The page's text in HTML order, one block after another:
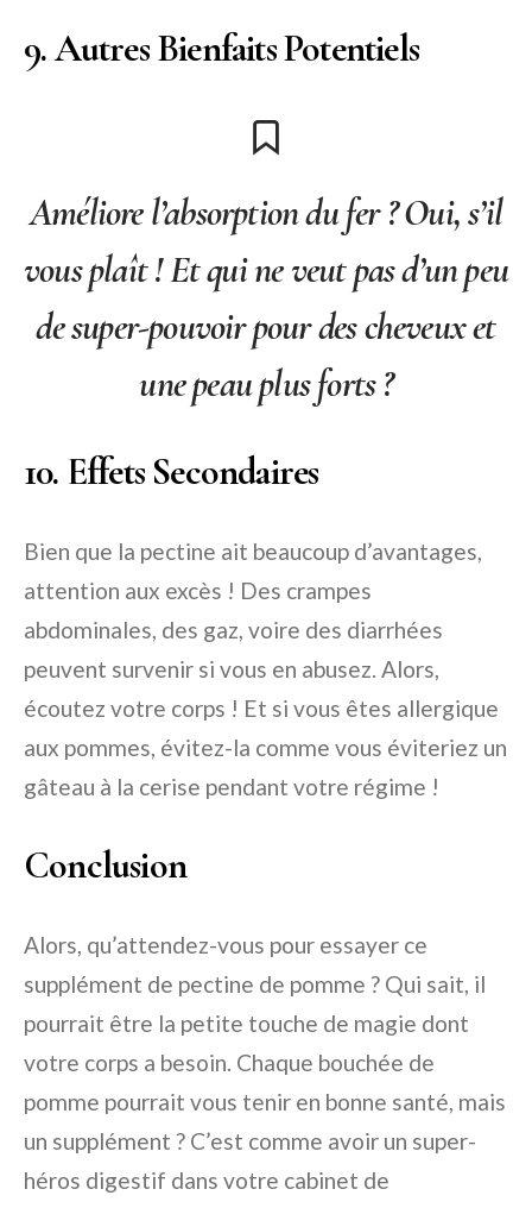
9. Autres Bienfaits Potentiels
Améliore l’absorption du fer ? Oui, s’il
vous plaît ! Et qui ne veut pas d’un peu
de super-pouvoir pour des cheveux et
une peau plus forts ?
10. Effets Secondaires
Bien que la pectine ait beaucoup d’avantages,
attention aux excès ! Des crampes
abdominales, des gaz, voire des diarrhées
peuvent survenir si vous en abusez. Alors,
écoutez votre corps ! Et si vous êtes allergique
aux pommes, évitez-la comme vous éviteriez un
gâteau à la cerise pendant votre régime !
Conclusion
Alors, qu’attendez-vous pour essayer ce
supplément de pectine de pomme ? Qui sait, il
pourrait être la petite touche de magie dont
votre corps a besoin. Chaque bouchée de
pomme pourrait vous tenir en bonne santé, mais
un supplément ? C’est comme avoir un super-
héros digestif dans votre cabinet de